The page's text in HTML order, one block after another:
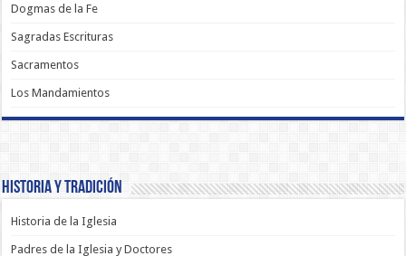
Dogmas de la Fe
Sagradas Escrituras
Sacramentos
Los Mandamientos
Historia y Tradición
Historia de la Iglesia
Padres de la Iglesia y Doctores